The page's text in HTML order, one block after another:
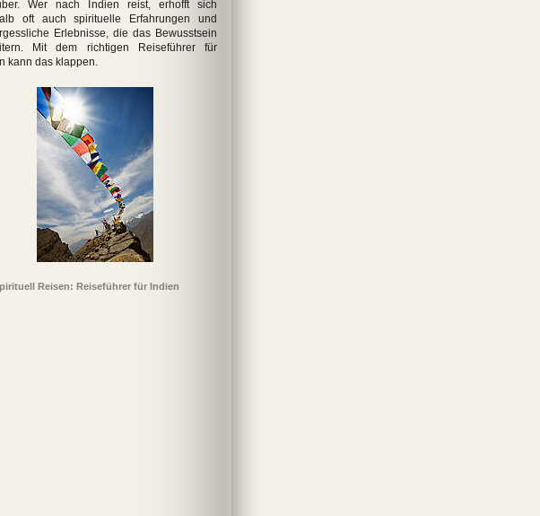
Wer nach Indien reist, erhofft sich
oft auch spirituelle Erfahrungen und
Erlebnisse, die das Bewusstsein
Mit dem richtigen Reiseführer für
kann das klappen.
Reisen: Reiseführer für Indien